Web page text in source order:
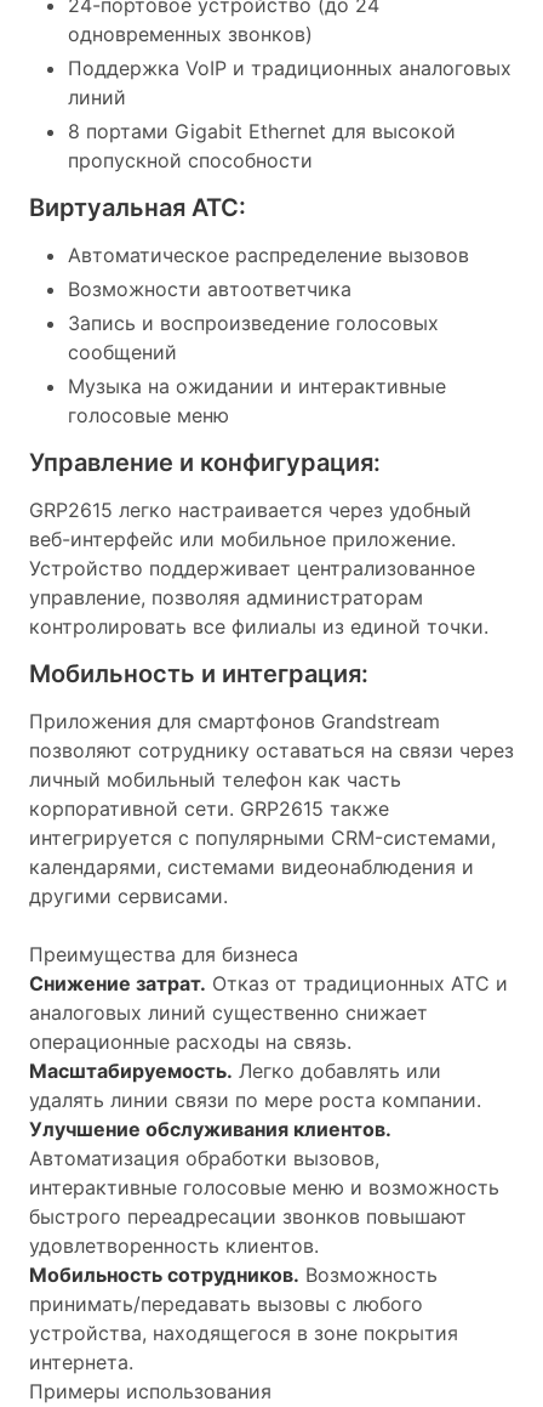
24-портовое устройство (до 24
одновременных звонков)
Поддержка VoIP и традиционных аналоговых
линий
8 портами Gigabit Ethernet для высокой
пропускной способности
Виртуальная АТС:
Автоматическое распределение вызовов
Возможности автоответчика
Запись и воспроизведение голосовых
сообщений
Музыка на ожидании и интерактивные
голосовые меню
Управление и конфигурация:
GRP2615 легко настраивается через удобный
веб-интерфейс или мобильное приложение.
Устройство поддерживает централизованное
управление, позволяя администраторам
контролировать все филиалы из единой точки.
Мобильность и интеграция:
Приложения для смартфонов Grandstream
позволяют сотруднику оставаться на связи через
личный мобильный телефон как часть
корпоративной сети. GRP2615 также
интегрируется с популярными CRM-системами,
календарями, системами видеонаблюдения и
другими сервисами.
Преимущества для бизнеса
Снижение затрат. Отказ от традиционных АТС и
аналоговых линий существенно снижает
операционные расходы на связь.
Масштабируемость. Легко добавлять или
удалять линии связи по мере роста компании.
Улучшение обслуживания клиентов.
Автоматизация обработки вызовов,
интерактивные голосовые меню и возможность
быстрого переадресации звонков повышают
удовлетворенность клиентов.
Мобильность сотрудников. Возможность
принимать/передавать вызовы с любого
устройства, находящегося в зоне покрытия
интернета.
Примеры использования